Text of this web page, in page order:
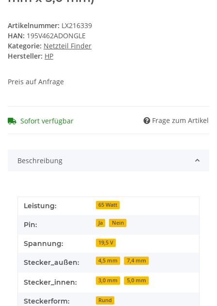
Artikelnummer: LX216339
HAN: 195V462ADONGLE
Kategorie: Netzteil Finder
Hersteller: HP
Preis auf Anfrage
Sofort verfügbar Frage zum Artikel
Beschreibung
Leistung: 65 Watt
Pin: Ja Nein
Spannung: 19,5 V
Stecker_außen: 4,5 mm 7,4 mm
Stecker_innen: 3,0 mm 5,0 mm
Steckerform: Rund